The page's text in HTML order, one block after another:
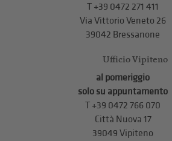
T +39 0472 271 411
Via Vittorio Veneto 26
39042 Bressanone
Ufficio Vipiteno
al pomeriggio
solo su appuntamento
T +39 0472 766 070
Città Nuova 17
39049 Vipiteno